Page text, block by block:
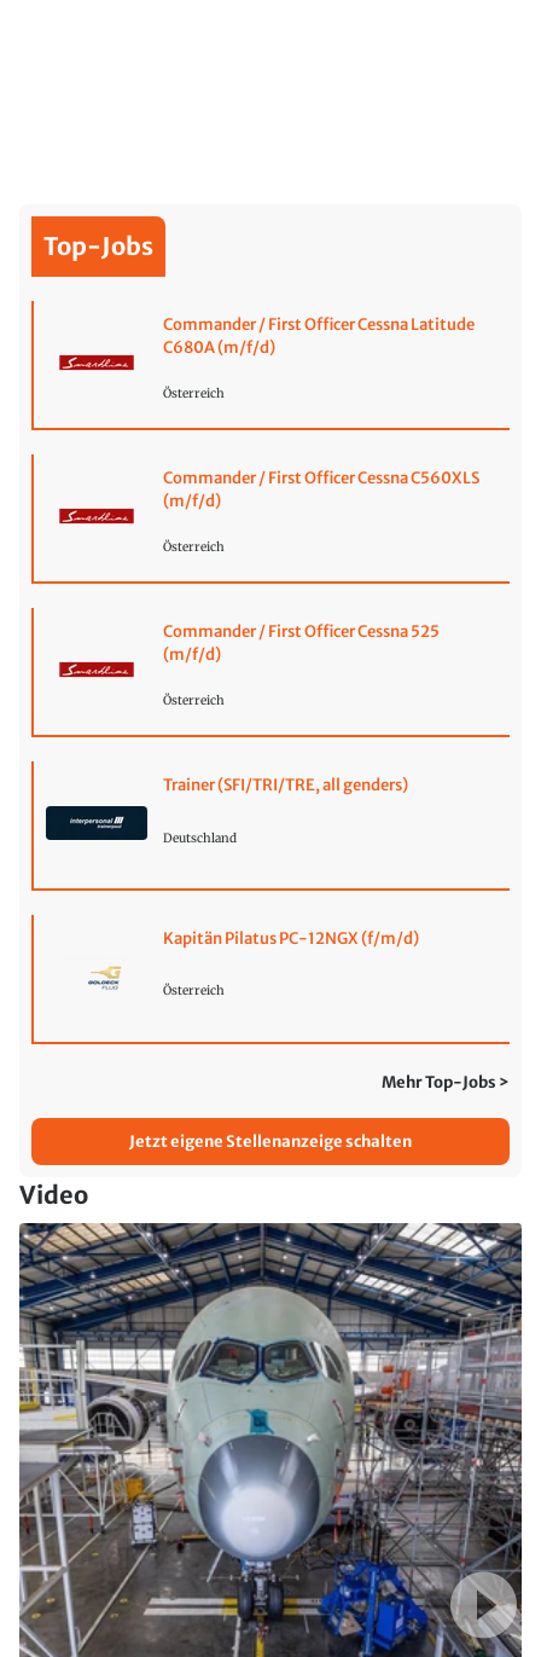
Top-Jobs
Commander / First Officer Cessna Latitude
C680A (m/f/d)
Österreich
Commander / First Officer Cessna C560XLS
(m/f/d)
Österreich
Commander / First Officer Cessna 525
(m/f/d)
Österreich
Trainer (SFI/TRI/TRE, all genders)
Deutschland
Kapitän Pilatus PC-12NGX (f/m/d)
Österreich
Mehr Top-Jobs >
Jetzt eigene Stellenanzeige schalten
Video